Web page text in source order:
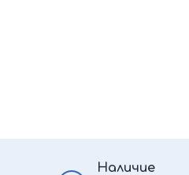
Наличие